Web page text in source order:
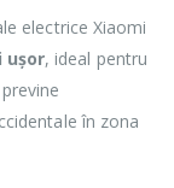
electrice Xiaomi
ușor, ideal pentru
în zona